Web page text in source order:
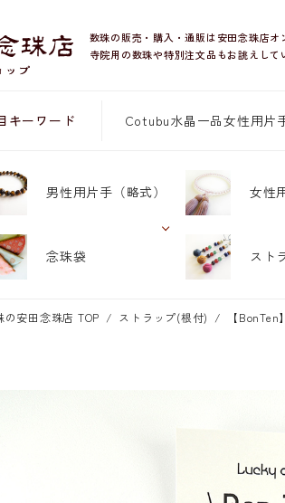
数珠の販売・購入・通販は安田念珠店オ
寺院用の数珠や特別注文品もお誂えして
キーワード Cotubu水晶 一品女性用片
男性用片手 （略式） 女性
念珠袋 スト
の安田念珠店 TOP ストラップ(根付) 【